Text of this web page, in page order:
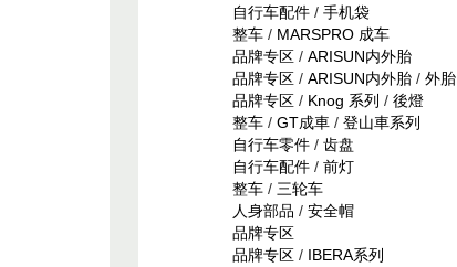
自行车配件/ 手机袋
整车/ MARSPRO 成车
品牌专区/ ARISUN内外胎
品牌专区/ ARISUN内外胎/ 外胎
品牌专区/ Knog 系列 / 後燈
整车/ GT成車/ 登山車系列
自行车零件/ 齿盘
自行车配件/ 前灯
整车/ 三轮车
人身部品 / 安全帽
品牌专区
品牌专区/ IBERA系列